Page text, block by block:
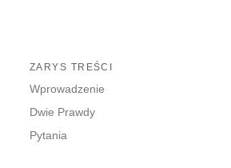
ZARYS TREŚCI
Wprowadzenie
Dwie Prawdy
Pytania